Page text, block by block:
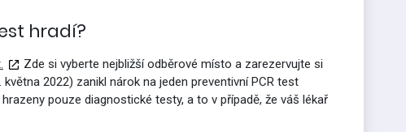
hradí?
Zde si vyberte nejbližší odběrové místo a zarezervujte si
2022) zanikl nárok na jeden preventivní PCR test
pouze diagnostické testy, a to v případě, že váš lékař